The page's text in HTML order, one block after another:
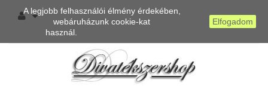
A legjobb felhasználói élmény érdekében,
webáruházunk cookie-kat
használ.
Elfogadom